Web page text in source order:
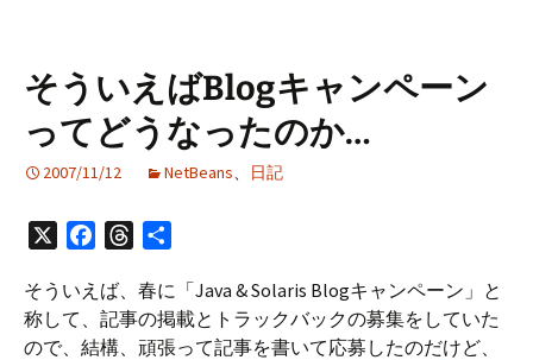
そういえばBlogキャンペーン
ってどうなったのか…
2007/11/12 NetBeans、 日記
FacebookThreads
そういえば、春に「Java & Solaris Blogキャンペーン」と
称して、記事の掲載とトラックバックの募集をしていた
ので、結構、頑張って記事を書いて応募したのだけど、